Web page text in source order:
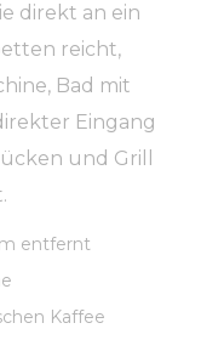
direkt an ein
reicht,
Bad mit
Eingang
und Grill
entfernt
Kaffee